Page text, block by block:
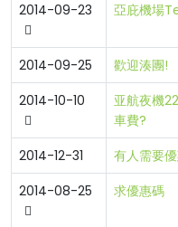
2014-09-23
亞庇機場
2014-09-25 歡迎湊團!
2014-10-10
亚航夜機
車費?
2014-12-31 有人需要
2014-08-25
求優惠碼